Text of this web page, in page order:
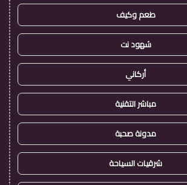
طعم وكيف
شهود نت
أركاني
مباشر التقنية
مدونة صحبة
شرقيات السياحة